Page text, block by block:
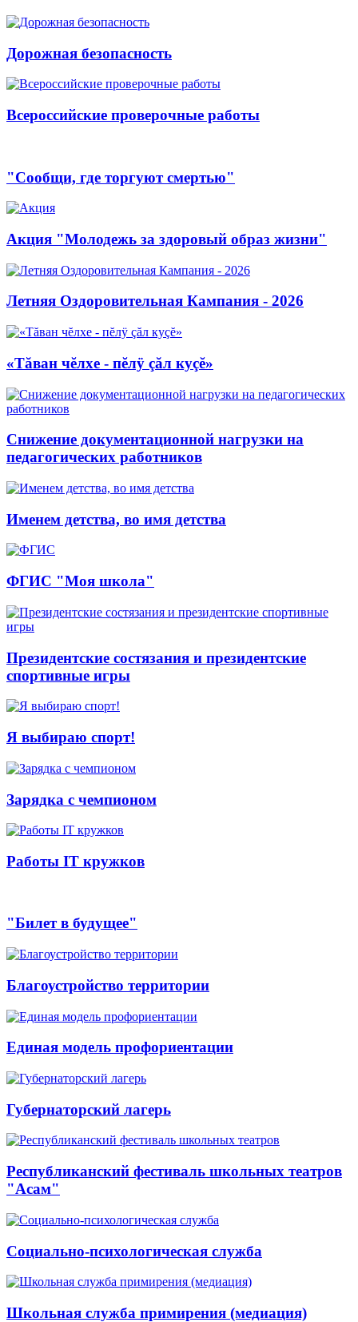
Дорожная безопасность
Всероссийские проверочные работы
"Сообщи, где торгуют смертью"
Акция "Молодежь за здоровый образ жизни"
Летняя Оздоровительная Кампания - 2026
«Тăван чĕлхе - пĕлÿ çăл куçĕ»
Снижение документационной нагрузки на
педагогических работников
Именем детства, во имя детства
ФГИС "Моя школа"
Президентские состязания и президентские
спортивные игры
Я выбираю спорт!
Зарядка с чемпионом
Работы IT кружков
"Билет в будущее"
Благоустройство территории
Единая модель профориентации
Губернаторский лагерь
Республиканский фестиваль школьных театров
"Асам"
Социально-психологическая служба
Школьная служба примирения (медиация)